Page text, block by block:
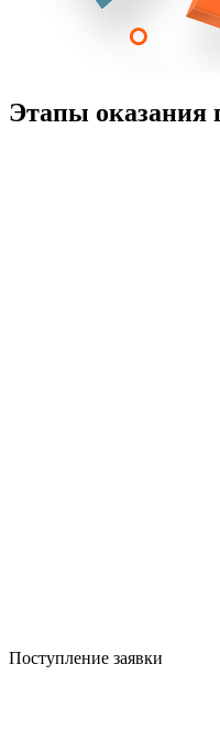
Этапы оказания
Поступление заявки